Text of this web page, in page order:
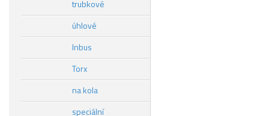
trubkové
úhlové
Inbus
Torx
na kola
speciální